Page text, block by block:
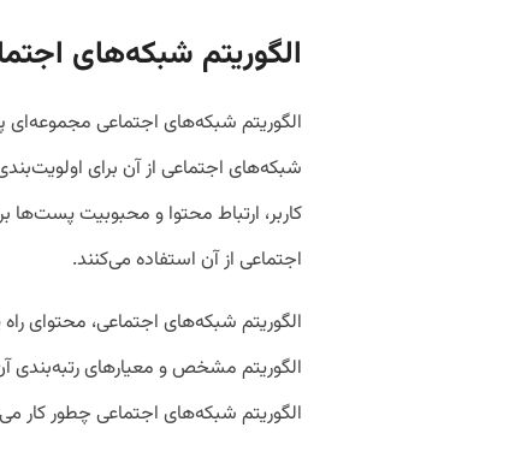
الگوریتم شبکه‌های
الگوریتم شبکه‌های اجتماعی
شبکه‌های اجتماعی از آن برای
کاربر، ارتباط محتوا و محبوبیت
اجتماعی از آن استفاده می‌کنند.
الگوریتم شبکه‌های اجتماعی، محتوای
الگوریتم مشخص و معیارهای رتبه‌بندی
الگوریتم شبکه‌های اجتماعی چطور کار